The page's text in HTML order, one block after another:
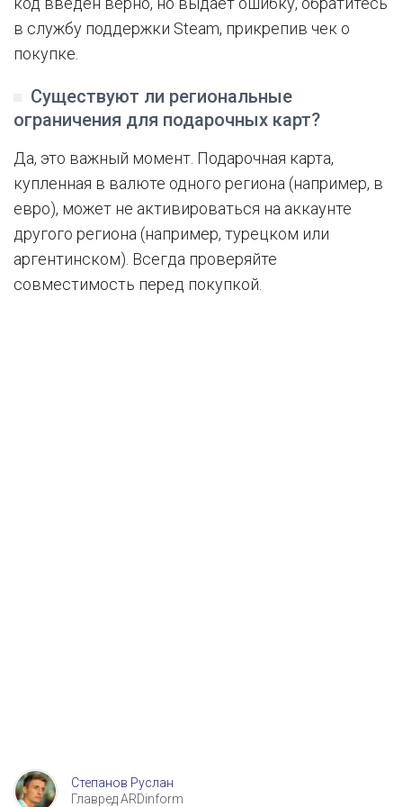
в службу поддержки Steam, прикрепив чек о
покупке.
Существуют ли региональные
ограничения для подарочных карт?
Да, это важный момент. Подарочная карта,
купленная в валюте одного региона (например, в
евро), может не активироваться на аккаунте
другого региона (например, турецком или
аргентинском). Всегда проверяйте
совместимость перед покупкой.
Степанов Руслан
Главред ARDinform